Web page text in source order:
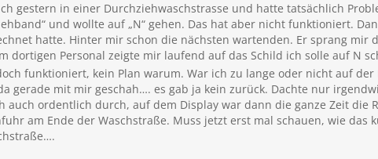
und im Auto sitzen bleiben
und das Auto verlassen
und das Auto verlassen
in einem Systemmenü einen Waschanlagenmodus versteckt?
habt ihr gemacht? Gab es Probleme oder musste man auf was
gestern in einer Durchziehwaschstrasse und hatte tatsächlich
und wollte auf „N“ gehen. Das hat aber nicht funktioniert.
hatte. Hinter mir schon die nächsten wartenden. Er sprang mir
dortigen Personal zeigte mir laufend auf das Schild ich solle auf N
funktioniert, kein Plan warum. War ich zu lange oder nicht auf
gerade mit mir geschah…. es gab ja kein zurück. Dachte nur
auch ordentlich durch, auf dem Display war dann die ganze Zeit die
am Ende der Waschstraße. Muss jetzt erst mal schauen, wie das